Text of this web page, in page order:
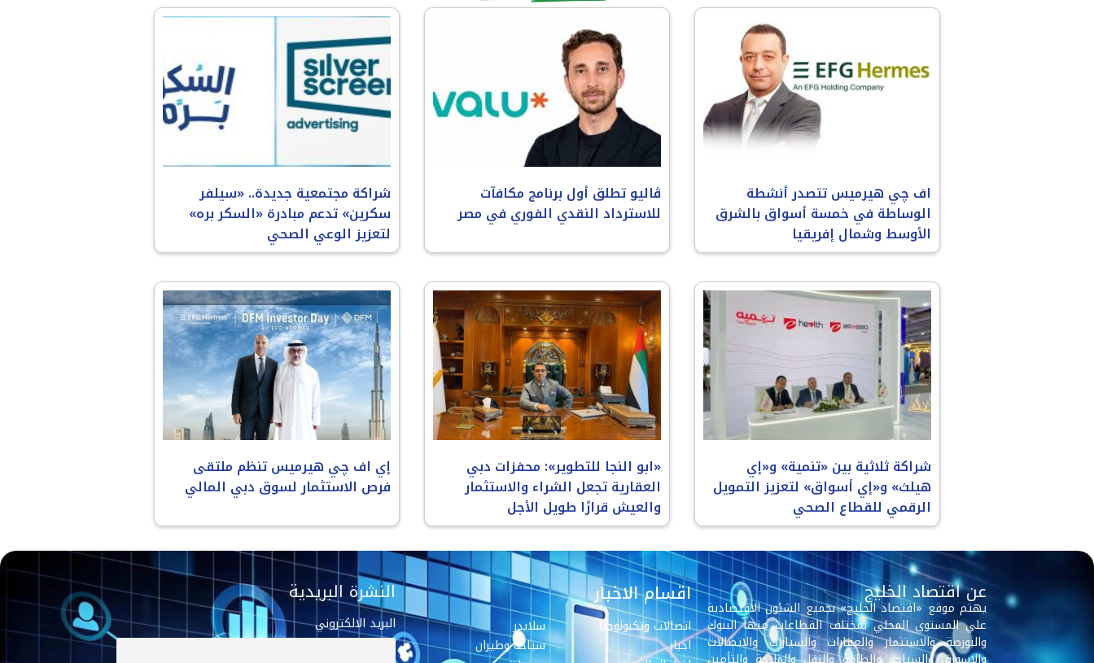
اف چي هيرميس تتصدر أنشطة
الوساطة في خمسة أسواق بالشرق
الأوسط وشمال إفريقيا
ڤاليو تطلق أول برنامج مكافآت
للاسترداد النقدي الفوري في مصر
شراكة مجتمعية جديدة.. «سيلفر
سكرين» تدعم مبادرة «السكر بره»
لتعزيز الوعي الصحي
شراكة ثلاثية بين «تنمية» و«إي
هيلث» و«إي أسواق» لتعزيز التمويل
الرقمي للقطاع الصحي
«ابو النجا للتطوير»: محفزات دبي
العقارية تجعل الشراء والاستثمار
والعيش قرارًا طويل الأجل
إي اف چي هيرميس تنظم ملتقى
فرص الاستثمار لسوق دبي المالي
عن اقتصاد الخليج
يهتم موقع «اقتصاد الخليج» بجميع الشئون الاقتصادية
علي المستوي المحلي بمختلف القطاعات منها البنوك
والبورصة والاستثمار والعقارات والسيارات والاتصالات
اقسام الاخبار
اتصالات وتكنولوجيا
اخبار
سلايدر
سياحة وطيران
النشرة البريدية
البريد الالكتروني